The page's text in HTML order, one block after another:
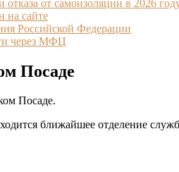
от самоизоляции в 2026
сайте
Российской Федерации
через МФЦ
Посаде
Посаде.
ближайшее отделение